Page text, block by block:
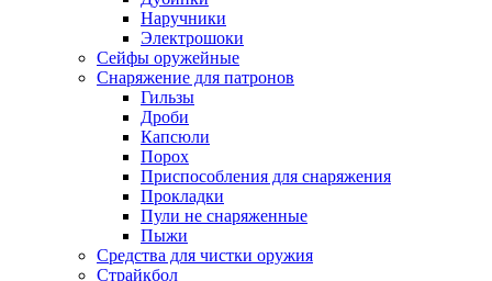
Наручники
Электрошоки
Сейфы оружейные
Снаряжение для патронов
Гильзы
Дроби
Капсюли
Порох
Приспособления для снаряжения
Прокладки
Пули не снаряженные
Пыжи
Средства для чистки оружия
Страйкбол